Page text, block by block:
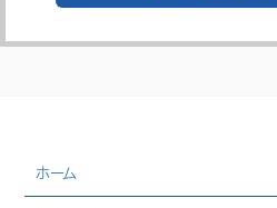
ホーム